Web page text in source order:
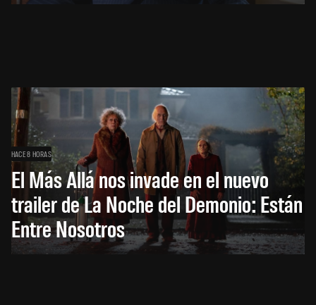
HACE 8 HORAS
El Más Allá nos invade en el nuevo
trailer de La Noche del Demonio: Están
Entre Nosotros